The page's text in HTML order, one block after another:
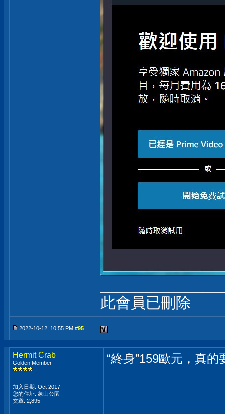
此會員已刪除
2022-10-12, 10:55 PM #95
Hermit Crab
Golden Member
加入日期: Oct 2017
您的住址: 象山公園
文章: 2,895
“終身”159歐元，真